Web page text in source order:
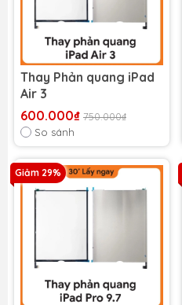
Thay Phản quang iPad
Air 3
600.000₫ 750.000₫
So sánh
Giảm 29%